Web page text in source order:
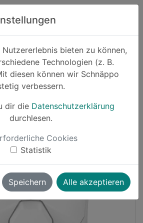
Zum Hauptinhalt springen
bieten zu können,
Technologien (z. B.
diesen können wir Schnäppo
verbessern.
dir die Datenschutzerklärung
durchlesen.
Cookies
Statistik
Speichern Alle akzeptieren
Suchen
Elektronik und Computer
Cashback